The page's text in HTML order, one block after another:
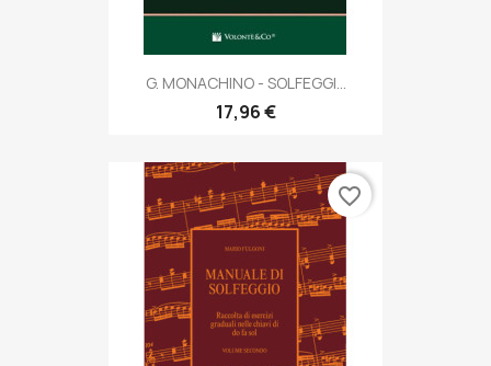
G. MONACHINO - SOLFEGGI...
17,96 €
favorite_border